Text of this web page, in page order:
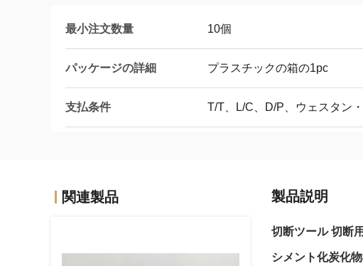
最小注文数量 10個
パッケージの詳細 プラスチックの箱の1pc
支払条件 T/T、L/C、D/P、ウェスタン
関連製品 製品説明
切断ツール 切断
シメント化炭化